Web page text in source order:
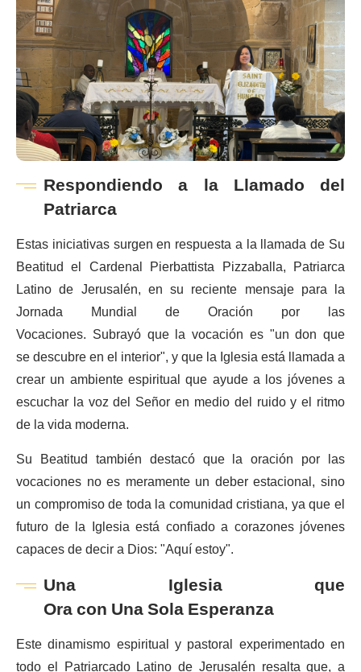
Respondiendo a la Llamado del
Patriarca
Estas iniciativas surgen en respuesta a la llamada de Su
Beatitud el Cardenal Pierbattista Pizzaballa, Patriarca
Latino de Jerusalén, en su reciente mensaje para la
Jornada Mundial de Oración por las
Vocaciones. Subrayó que la vocación es "un don que
se descubre en el interior", y que la Iglesia está llamada a
crear un ambiente espiritual que ayude a los jóvenes a
escuchar la voz del Señor en medio del ruido y el ritmo
de la vida moderna.
Su Beatitud también destacó que la oración por las
vocaciones no es meramente un deber estacional, sino
un compromiso de toda la comunidad cristiana, ya que el
futuro de la Iglesia está confiado a corazones jóvenes
capaces de decir a Dios: "Aquí estoy".
Una Iglesia que
Ora con Una Sola Esperanza
Este dinamismo espiritual y pastoral experimentado en